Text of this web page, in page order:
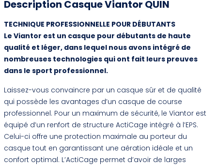
Description Casque Viantor QUIN
TECHNIQUE PROFESSIONNELLE POUR DÉBUTANTS
Le Viantor est un casque pour débutants de haute
qualité et léger, dans lequel nous avons intégré de
nombreuses technologies qui ont fait leurs preuves
dans le sport professionnel.
Laissez-vous convaincre par un casque sûr et de qualité
qui possède les avantages d’un casque de course
professionnel. Pour un maximum de sécurité, le Viantor est
équipé d’un renfort de structure ActiCage intégré à l’EPS.
Celui-ci offre une protection maximale au porteur du
casque tout en garantissant une aération idéale et un
confort optimal. L’ActiCage permet d’avoir de larges